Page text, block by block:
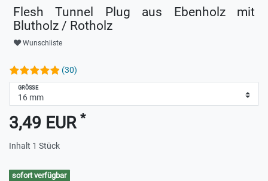
Flesh Tunnel Plug aus Ebenholz mit
Blutholz / Rotholz
Wunschliste
(30)
GRÖSSE
3,49 EUR *
Inhalt 1 Stück
sofort verfügbar